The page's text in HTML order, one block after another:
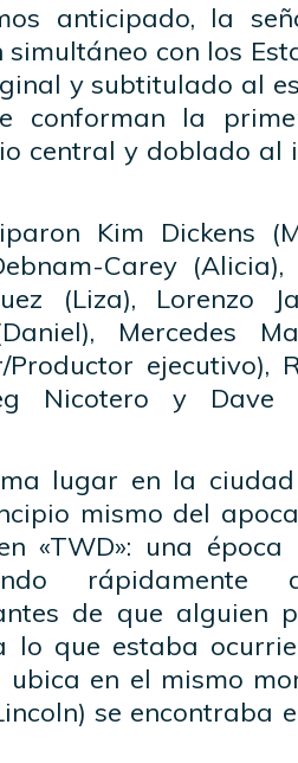
anticipado, la
con los
y subtitulado al
conforman la
central y doblado al
Kim Dickens
Carey
(Liza), Lorenzo
Mercedes
Productor ejecutivo),
Nicotero y Dave
lugar en la
mismo del
«TWD»: una
de que alguien
lo que estaba
en el mismo
se encontraba